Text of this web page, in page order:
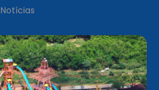
Notícias